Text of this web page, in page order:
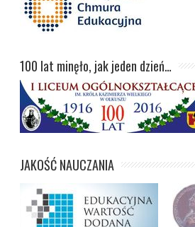
100 lat minęło, jak jeden dzień…
JAKOŚĆ NAUCZANIA